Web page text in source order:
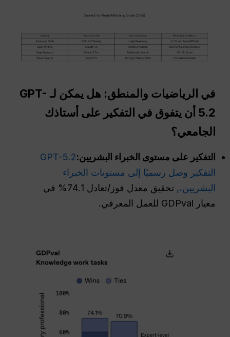
في الرياضيات والمنطق: هل يمكن لـ GPT-
5.2 أن يتفوق في التفكير على أستاذك
الجامعي؟
التفكير على مستوى الخبراء البشريين:GPT-5.2
التفكير وصل رسميًا إلى مستويات الخبراء
البشريين،,
تحقيق معدل فوز/تعادل 74.1% في
معيار GDPval للعمل المعرفي.